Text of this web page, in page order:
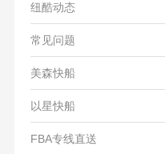
纽酷动态
常见问题
美森快船
以星快船
FBA专线直送